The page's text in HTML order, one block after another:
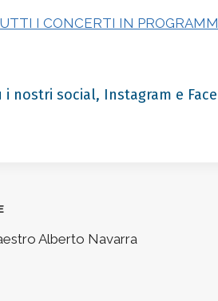
I CONCERTI IN
i nostri social, Instagram e
Alberto Navarra